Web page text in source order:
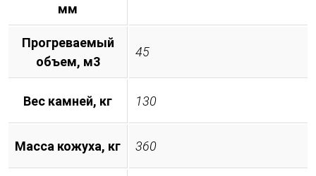
мм
Прогреваемый
объем, м3
45
Вес камней, кг 130
Масса кожуха, кг 360